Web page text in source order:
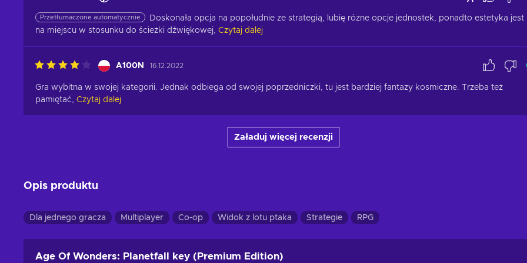
Przetłumaczone automatycznie
Doskonała opcja na popołudnie ze strategią, lubię różne opcje jednostek, ponadto estetyka jest
na miejscu w stosunku do ścieżki dźwiękowej, Czytaj dalej
A100N 16.12.2022
Gra wybitna w swojej kategorii. Jednak odbiega od swojej poprzedniczki, tu jest bardziej fantazy kosmiczne. Trzeba też
pamiętać, Czytaj dalej
Załaduj więcej recenzji
Opis produktu
Dla jednego gracza Multiplayer Co-op Widok z lotu ptaka Strategie RPG
Age Of Wonders: Planetfall key (Premium Edition)